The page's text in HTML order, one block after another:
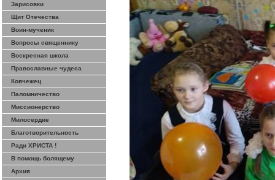
Зарисовки
Щит Отечества
Воин-мученик
Вопросы священнику
Воскресная школа
Православные чудеса
Ковчежец
Паломничество
Миссионерство
Милосердие
Благотворительность
Ради ХРИСТА !
В помощь болящему
Архив